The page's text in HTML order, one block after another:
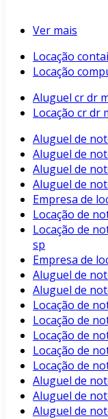
Ver mais
Locação
Locação
Aluguel cr dr
Locação cr dr
Aluguel de
Aluguel de
Aluguel de
Aluguel de
Empresa de
Locação de
Locação de
sp
Empresa de
Aluguel de
Aluguel de
Locação de
Locação de
Locação de
Locação de
Locação de
Aluguel de
Aluguel de
Aluguel de